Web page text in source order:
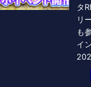
タ
リ
も
イ